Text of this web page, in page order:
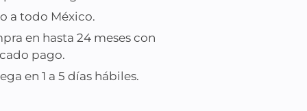
a todo México.
en hasta 24 meses con
pago.
en 1 a 5 días hábiles.